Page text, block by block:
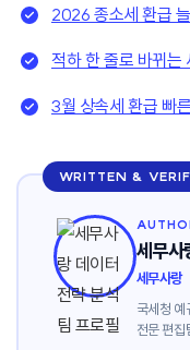
2026 종소세 환급
적하 한 줄로 바뀌는
3월 상속세 환급 빠
WRITTEN &
세무사
세무사랑
국세청 예
전문 편집